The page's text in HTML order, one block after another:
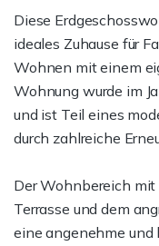
Diese
ideales Zuhause für
Wohnen mit einem
Wohnung wurde im
und ist Teil eines
durch zahlreiche
Der Wohnbereich
Terrasse und dem
eine angenehme